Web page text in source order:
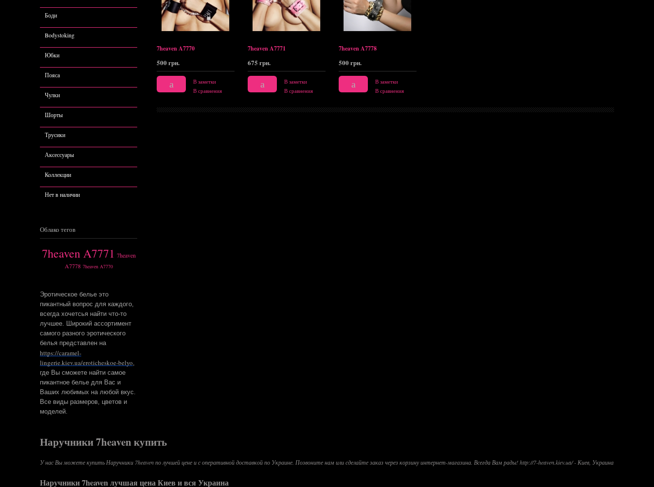
Боди
Bodystoking
Юбки
Пояса
Чулки
Шорты
Трусики
Аксессуары
Коллекции
Нет в наличии
Облако тегов
7heaven A7771 7heaven
A7778 7heaven A7770
Эротическое белье это
пикантный вопрос для каждого,
всегда хочетсья найти что-то
лучшее. Широкий ассортимент
самого разного эротического
белья представлен на
https://caramel-
lingerie.kiev.ua/eroticheskoe-belyo,
где Вы сможете найти самое
пикантное белье для Вас и
Ваших любимых на любой вкус.
Все виды размеров, цветов и
моделей.
7heaven A7770
500 грн.
В заметки
В сравнения
7heaven A7771
675 грн.
В заметки
В сравнения
7heaven A7778
500 грн.
В заметки
В сравнения
Наручники 7heaven купить
У нас Вы можете купить Наручники 7heaven по лучшей цене и с оперативной доставкой по Украине. Позвоните нам или сделайте заказ через корзину интернет-магазина. Всегда Вам рады! http://7-heaven.kiev.ua/ - Киев, Украина
Наручники 7heaven лучшая цена Киев и вся Украина